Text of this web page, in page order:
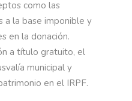
como las
a la base imponible y
en la donación.
a título gratuito, el
municipal y
en el IRPF.